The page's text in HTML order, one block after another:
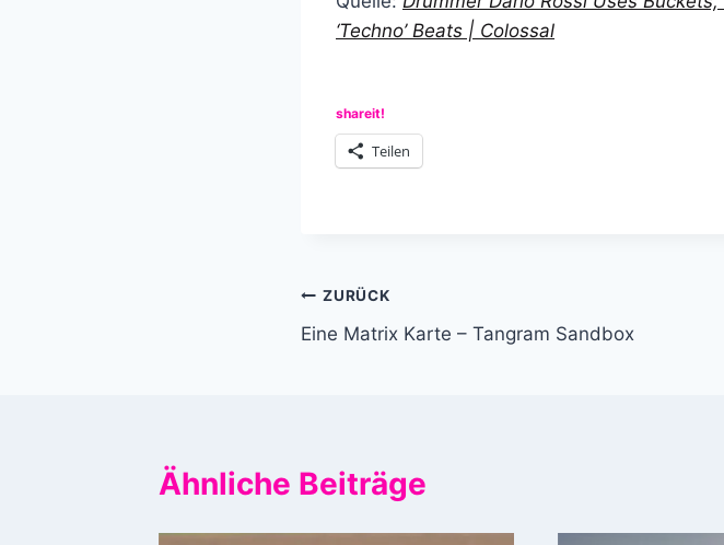
‘Techno’ Beats | Colossal
shareit!
Teilen
Beitragsnavigation
ZURÜCK
Eine Matrix Karte – Tangram Sandbox
Ähnliche Beiträge